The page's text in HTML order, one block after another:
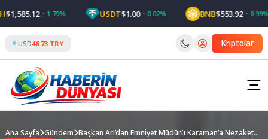
to
content
1.79% USDT$1.00 0.02% BNB$553.92 0.99%
USD46.73 TRY Kriptolar
Ana Sayfa Gündem Başkan Arı’dan Emniyet Müdürü Karaman’a Nezaket